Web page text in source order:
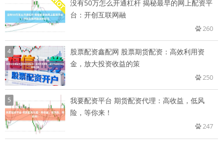
没有50万怎么开通杠杆 揭秘最早的网上配资平
台：开创互联网融
260
4
股票配资鑫配网 股票期货配资：高效利用资
金，放大投资收益的策
250
5
我要配资平台 期货配资代理：高收益，低风
险，等你来！
247